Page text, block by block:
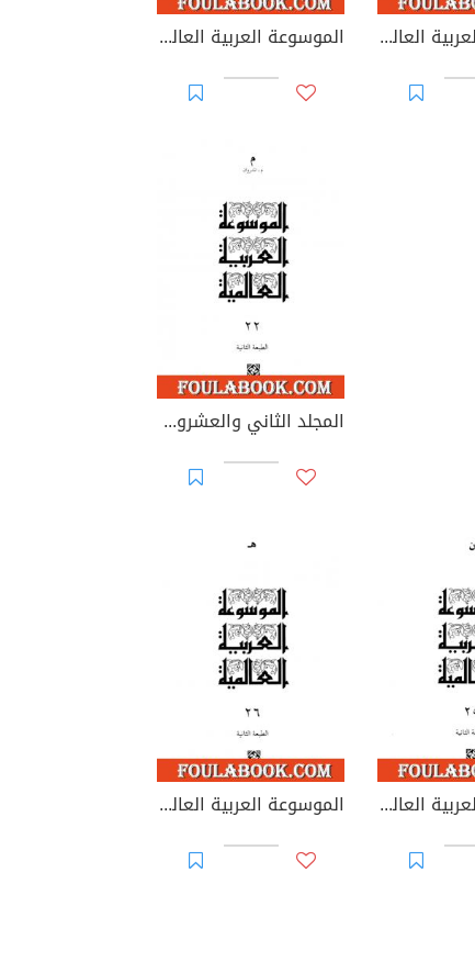
الموسوعة العربية العالمية - المجلد التاسع عشر: ك - كلاين، فرانز الموسوعة العربية العالمية - المجلد العشرون: الكلب - كييل
المجلد الثاني والعشرون: م - المدروان
الموسوعة العربية العالمية - المجلد الخامس والعشرون: ن الموسوعة العربية العالمية - المجلد السادس والعشرون: هـ